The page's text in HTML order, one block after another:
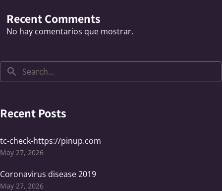
Recent Comments
No hay comentarios que mostrar.
Recent Posts
tc-check-https://pinup.com
May 27, 2026
Coronavirus disease 2019
May 27, 2026